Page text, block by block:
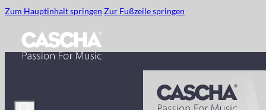
Zum Hauptinhalt springen Zur Fußzeile springen